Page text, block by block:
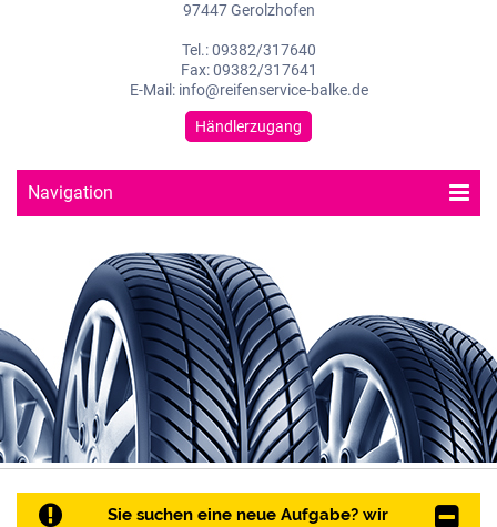
97447 Gerolzhofen
Tel.: 09382/317640
Fax: 09382/317641
E-Mail: info@reifenservice-balke.de
Händlerzugang
Navigation
Sie suchen eine neue Aufgabe? wir